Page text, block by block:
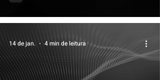
14 de jan. 4 min de leitura